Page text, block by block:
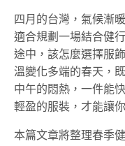
四月的台灣，氣候漸
適合規劃一場結合健
途中，該怎麼選擇服
溫變化多端的春天，
中午的悶熱，一件能
輕盈的服裝，才能讓
本篇文章將整理春季